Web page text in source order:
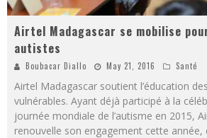
Airtel Madagascar se mobilise
autistes
Boubacar Diallo May 21, 2016 Santé
Airtel Madagascar soutient l’éducation
vulnérables. Ayant déjà participé à la
journée mondiale de l’autisme en 2015,
renouvelle son engagement cette année,